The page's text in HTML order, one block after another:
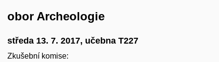
obor Archeologie
středa 13. 7. 2017, učebna T227
Zkušební komise: